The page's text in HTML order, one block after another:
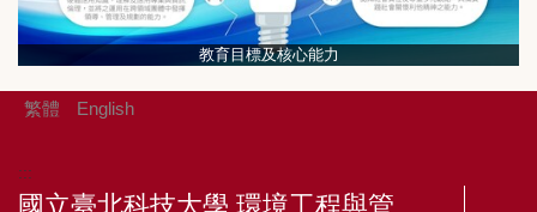
教育目標及核心能力
繁體 English
:::
國立臺北科技大學 環境工程與管